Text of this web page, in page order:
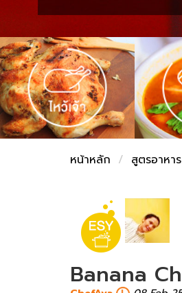
ชั่งตวงเนย
หน้าหลัก สูตรอาหา
Banana